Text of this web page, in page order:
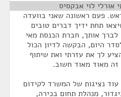
אורלי לוי אבקסיס
פעם ראשונה שאני בוועדה
תחת ידיך דברים טובים
לברך אותך, חברת הכנסת מאי
היום, הבקשה לדיון הכול
לך את עזרתי ואת שיתוף
מאוד מאוד חשוב.
עוד נציגות של המשרד לקידום
מנהלת תחום בכירה,